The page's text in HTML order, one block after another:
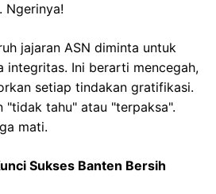
Ngerinya!
jajaran ASN diminta untuk
integritas. Ini berarti mencegah,
setiap tindakan gratifikasi.
"tidak tahu" atau "terpaksa".
mati.
Sukses Banten Bersih